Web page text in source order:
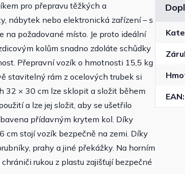
pro přepravu těžkých a
nábytek nebo elektronická zařízení – s
na požadované místo. Je proto ideální
kolům snadno zdoláte schůdky
Přepravní vozík o hmotnosti 15,5 kg
stavitelný rám z ocelových trubek si
32 × 30 cm lze sklopit a složit během
a lze jej složit, aby se ušetřilo
přídavným krytem kol. Díky
cm stojí vozík bezpečně na zemi. Díky
prahy a jiné překážky. Na horním
rukou z plastu zajišťují bezpečné
EAN: